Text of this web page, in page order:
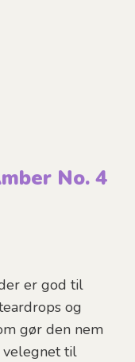
No. 4
er god til
og
gør den nem
velegnet til